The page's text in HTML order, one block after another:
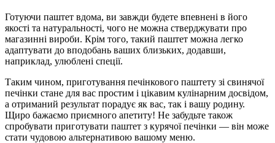
Готуючи паштет вдома, ви завжди будете впевнені в його
якості та натуральності, чого не можна стверджувати про
магазинні вироби. Крім того, такий паштет можна легко
адаптувати до вподобань ваших близьких, додавши,
наприклад, улюблені спеції.
Таким чином, приготування печінкового паштету зі свинячої
печінки стане для вас простим і цікавим кулінарним досвідом,
а отриманий результат порадує як вас, так і вашу родину.
Щиро бажаємо приємного апетиту! Не забудьте також
спробувати приготувати паштет з курячої печінки — він може
стати чудовою альтернативою вашому меню.